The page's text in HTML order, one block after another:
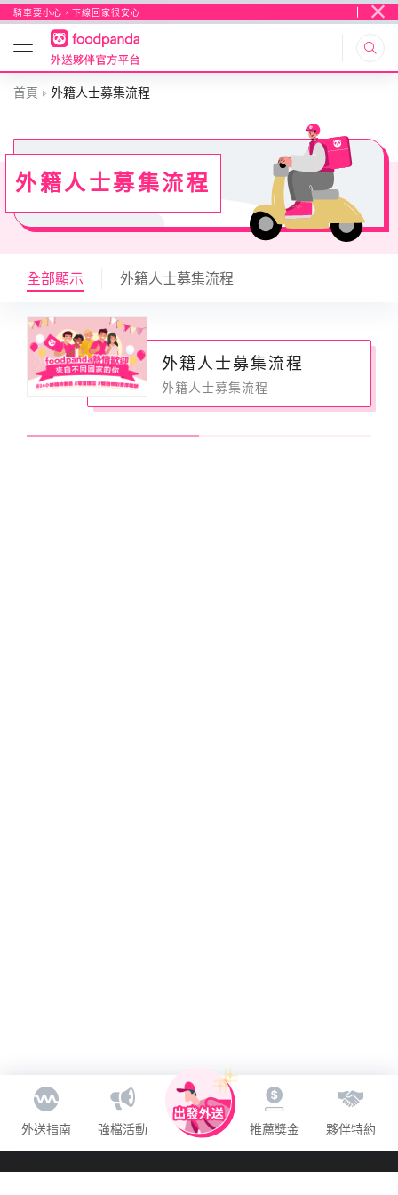
騎車要小心，下線回家很安心
首頁 外籍人士募集流程
外籍人士募集流程
全部顯示 外籍人士募集流程
外籍人士募集流程
外籍人士募集流程
外送指南 強檔活動 推薦獎金 夥伴特約